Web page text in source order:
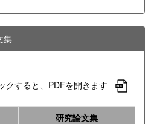
集
クすると、PDFを開きます
研究論文集